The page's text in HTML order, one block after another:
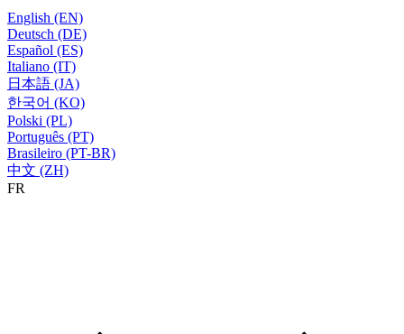
English (EN)
Deutsch (DE)
Español (ES)
Italiano (IT)
日本語 (JA)
한국어 (KO)
Polski (PL)
Português (PT)
Brasileiro (PT-BR)
中文 (ZH)
FR